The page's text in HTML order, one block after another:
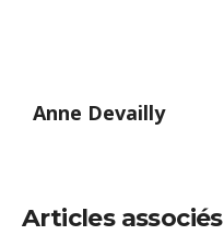
Anne Devailly
Articles associés